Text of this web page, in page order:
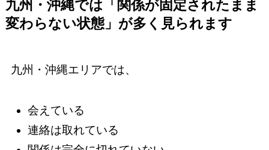
九州・沖縄では「関係が固定されたまま
変わらない状態」が多く見られます
九州・沖縄エリアでは、
会えている
連絡は取れている